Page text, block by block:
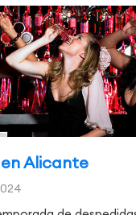
Alicante